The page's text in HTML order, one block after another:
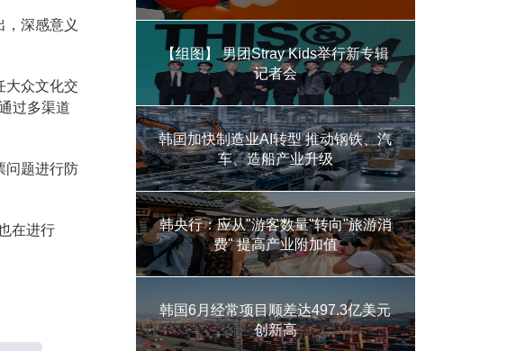
深感意义
大众文化交
过多渠道
问题进行防
在进行
【组图】 男团Stray Kids举行新专辑
记者会
韩国加快制造业AI转型 推动钢铁、汽
车、造船产业升级
韩央行：应从"游客数量"转向"旅游消
费" 提高产业附加值
韩国6月经常项目顺差达497.3亿美元
创新高